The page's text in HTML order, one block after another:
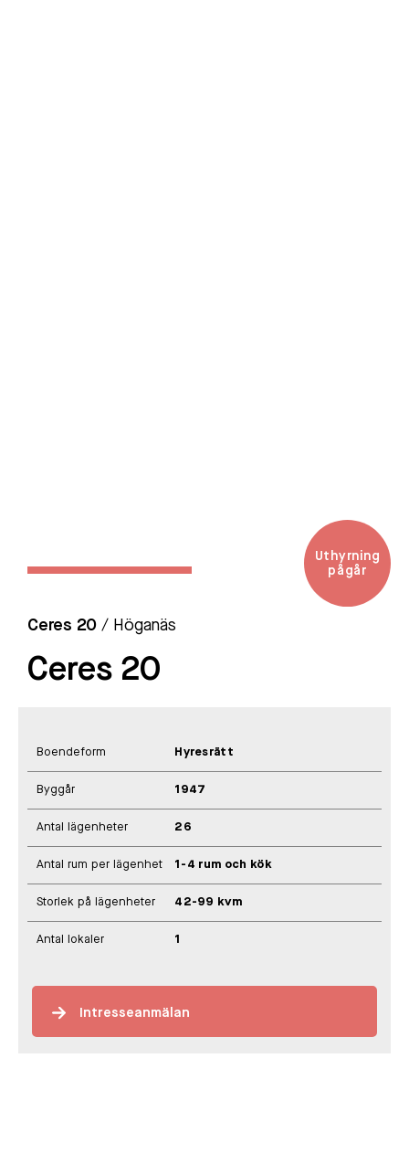
Uthyrning
pågår
Ceres 20 / Höganäs
Ceres 20
Boendeform Hyresrätt
Byggår 1947
Antal lägenheter 26
Antal rum per lägenhet 1-4 rum och kök
Storlek på lägenheter 42-99 kvm
Antal lokaler 1
Intresseanmälan